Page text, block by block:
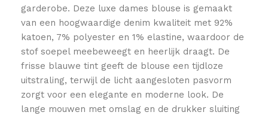
garderobe. Deze luxe dames blouse is gemaakt
van een hoogwaardige denim kwaliteit met 92%
katoen, 7% polyester en 1% elastine, waardoor de
stof soepel meebeweegt en heerlijk draagt. De
frisse blauwe tint geeft de blouse een tijdloze
uitstraling, terwijl de licht aangesloten pasvorm
zorgt voor een elegante en moderne look. De
lange mouwen met omslag en de drukker sluiting